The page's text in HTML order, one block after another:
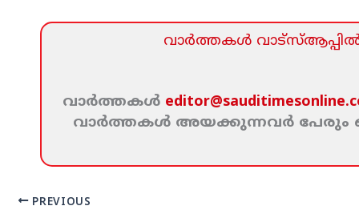
വാര്‍ത്തകള്‍ വാട്‌സ്‌ആപ്പില്‍
വാര്‍ത്തകള്‍
വാര്‍ത്തകള്‍ അയക്കുന്നവര്‍
PREVIOUS